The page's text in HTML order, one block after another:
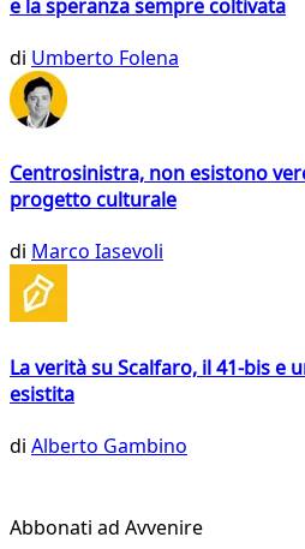
e la speranza sempre coltivata
di Umberto Folena
Centrosinistra, non esistono
progetto culturale
di Marco Iasevoli
La verità su Scalfaro, il 41-bis e
esistita
di Alberto Gambino
Abbonati ad Avvenire